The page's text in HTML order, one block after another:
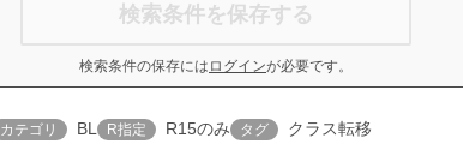
検索条件を保存する
検索条件の保存には ログインが必要です。
カテゴリ BL R指定 R15のみ タグ クラス転移